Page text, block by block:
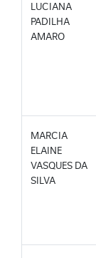
LUCIANA
PADILHA
AMARO
MARCIA
ELAINE
VASQUES DA
SILVA